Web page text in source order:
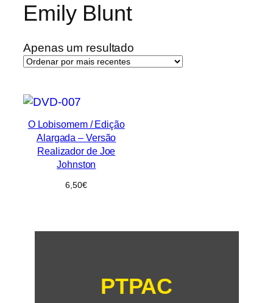
Emily Blunt
Apenas um resultado
O Lobisomem / Edição
Alargada – Versão
Realizador de Joe
Johnston
6,50€
PTPAC